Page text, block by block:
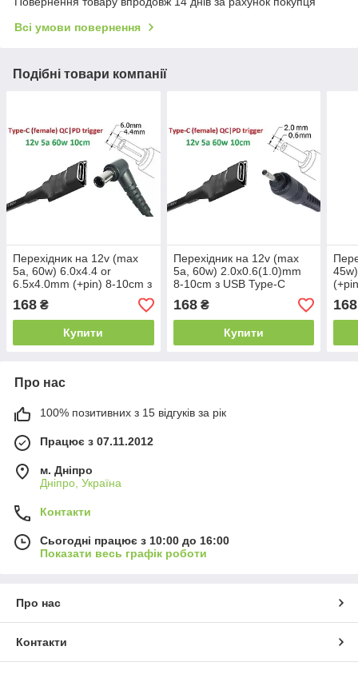
Всі умови повернення
Подібні товари компанії
Перехідник на 12v (max
5a, 60w) 6.0x4.4 or
6.5x4.0mm (+pin) 8-10cm з
USB Type-C (Female)
Quick Charge Power
Delivery QC|PD тригер
168 ₴
Купити
Перехідник на 12v (max
5a, 60w) 2.0x0.6(1.0)mm
8-10cm з USB Type-C
(Female) Quick Charge
Power Delivery QC|PD
тригер (A class) 1
168₴
Купити
C
168
Про нас
100% позитивних з 15 відгуків за рік
Працює з 07.11.2012
м. Дніпро
Дніпро, Україна
Контакти
Сьогодні працює з 10:00 до 16:00
Показати весь графік роботи
Про нас
Контакти